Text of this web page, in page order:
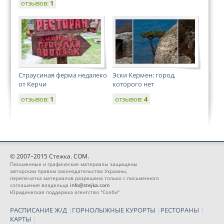
отзывов: 1
Страусиная ферма недалеко
от Керчи
отзывов: 1
Эски Кермен: город,
которого нет
отзывов:4
© 2007–2015 Стежка. COM.
Письменные и графические материалы защищены
авторским правом законодательства Украины,
перепечатка материалов разрешена только с письменного
соглашения владельца info@stejka.com
Юридическая поддержка агентство "Солби"
РАСПИСАНИЕ Ж/Д | ГОРНОЛЫЖНЫЕ КУРОРТЫ | РЕСТОРАНЫ |
КАРТЫ |